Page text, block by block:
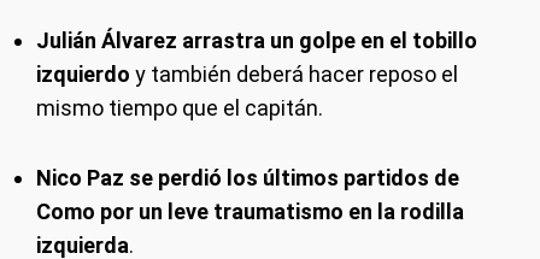
Julián Álvarez arrastra un golpe en el tobillo
izquierdo y también deberá hacer reposo el
mismo tiempo que el capitán.
Nico Paz se perdió los últimos partidos de
Como por un leve traumatismo en la rodilla
izquierda.